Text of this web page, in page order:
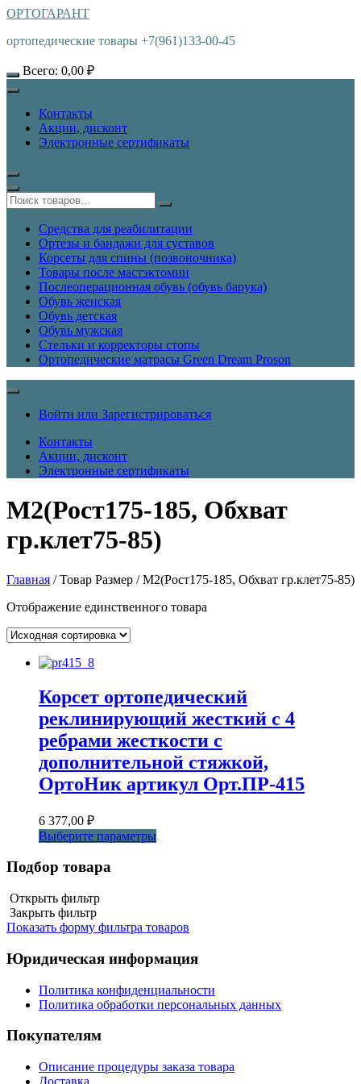
ОРТОГАРАНТ
ортопедические товары +7(961)133-00-45
Всего: 0,00 ₽
Контакты
Акции, дисконт
Электронные сертификаты
Средства для реабилитации
Ортезы и бандажи для суставов
Корсеты для спины (позвоночника)
Товары после мастэктомии
Послеоперационная обувь (обувь барука)
Обувь женская
Обувь детская
Обувь мужская
Стельки и корректоры стопы
Ортопедические матрасы Green Dream Proson
Войти или Зарегистрироваться
Контакты
Акции, дисконт
Электронные сертификаты
M2(Рост175-185, Обхват
гр.клет75-85)
Главная / Товар Размер / M2(Рост175-185, Обхват гр.клет75-85)
Отображение единственного товара
Корсет ортопедический
реклинирующий жесткий с 4
ребрами жесткости с
дополнительной стяжкой,
ОртоНик артикул Орт.ПР-415
6 377,00 ₽
Выберите параметры
можно
выбрать
странице
Подбор товара
Открыть фильтр
Закрыть фильтр
Показать форму фильтра товаров
Юридическая информация
Политика конфиденциальности
Политика обработки персональных данных
Покупателям
Описание процедуры заказа товара
Доставка